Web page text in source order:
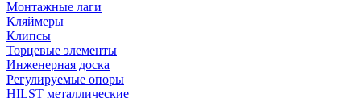
Монтажные лаги
Кляймеры
Клипсы
Торцевые элементы
Инженерная доска
Регулируемые опоры
HILST металлические